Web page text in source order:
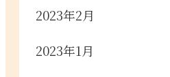
2023年2月
2023年1月